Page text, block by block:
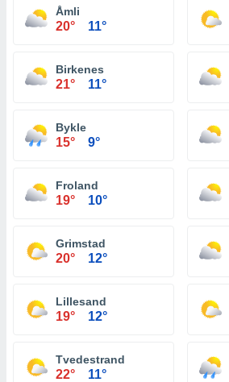
Åmli
20° 11°
Birkenes
21° 11°
Bykle
15° 9°
Froland
19° 10°
Grimstad
20° 12°
Lillesand
19° 12°
Tvedestrand
22° 11°